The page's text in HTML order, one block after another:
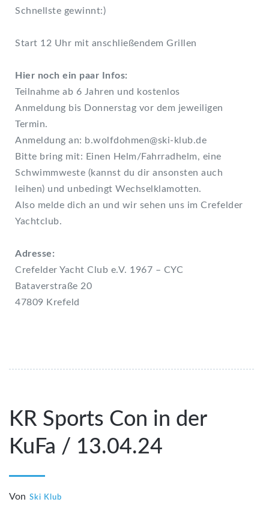
Schnellste gewinnt:)
Start 12 Uhr mit anschließendem Grillen
Hier noch ein paar Infos:
Teilnahme ab 6 Jahren und kostenlos
Anmeldung bis Donnerstag vor dem jeweiligen
Termin.
Anmeldung an: b.wolfdohmen@ski-klub.de
Bitte bring mit: Einen Helm/Fahrradhelm, eine
Schwimmweste (kannst du dir ansonsten auch
leihen) und unbedingt Wechselklamotten.
Also melde dich an und wir sehen uns im Crefelder
Yachtclub.
Adresse:
Crefelder Yacht Club e.V. 1967 – CYC
Bataverstraße 20
47809 Krefeld
KR Sports Con in der
KuFa / 13.04.24
Von Ski Klub